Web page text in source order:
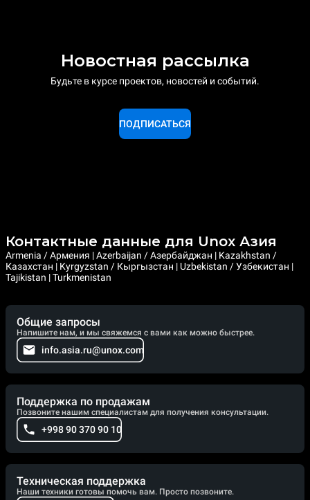
Новостная рассылка
Будьте в курсе проектов, новостей и событий.
ПОДПИСАТЬСЯ
Контактные данные для Unox Азия
Armenia / Армения | Azerbaijan / Азербайджан | Kazakhstan /
Казахстан | Kyrgyzstan / Кыргызстан | Uzbekistan / Узбекистан |
Tajikistan | Turkmenistan
Общие запросы
Напишите нам, и мы свяжемся с вами как можно быстрее.
info.asia.ru@unox.com
Поддержка по продажам
Позвоните нашим специалистам для получения консультации.
+998 90 370 90 10
Техническая поддержка
Наши техники готовы помочь вам. Просто позвоните.